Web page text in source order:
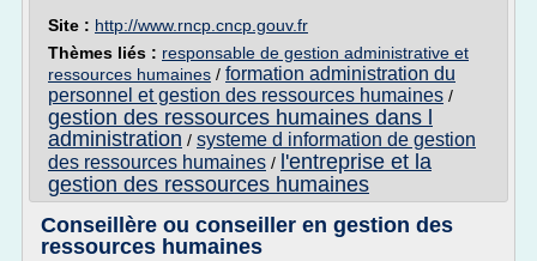
Site : http://www.rncp.cncp.gouv.fr
Thèmes liés : responsable de gestion administrative et
ressources humaines / formation administration du
personnel et gestion des ressources humaines /
gestion des ressources humaines dans l
administration / systeme d information de gestion
des ressources humaines / l'entreprise et la
gestion des ressources humaines
Conseillère ou conseiller en gestion des
ressources humaines